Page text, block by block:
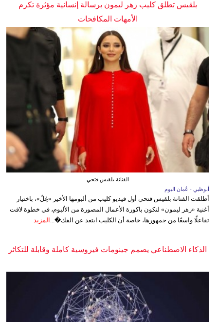
بلقيس تطلق كليب زهر ليمون برسالة إنسانية مؤثرة تكرم
الأمهات المكافحات
الفنانة بلقيس فتحي
أبوظبي - عُمان اليوم
أطلقت الفنانة بلقيس فتحي أول فيديو كليب من ألبومها الأخير «غِلّ»، باختيار
أغنية «زهر ليمون» لتكون باكورة الأعمال المصورة من الألبوم، في خطوة لاقت
تفاعلًا واسعًا من جمهورها، خاصة أن الكليب ابتعد عن الفك�... المزيد
الذكاء الاصطناعي يصمم جينومات فيروسية كاملة وقابلة للتكاثر